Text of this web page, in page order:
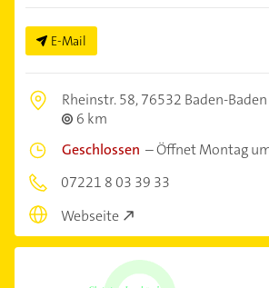
E-Mail
Rheinstr. 58,76532 Baden-Baden
6 km
Geschlossen –Öffnet Montag
07221 8 03 39 33
Webseite